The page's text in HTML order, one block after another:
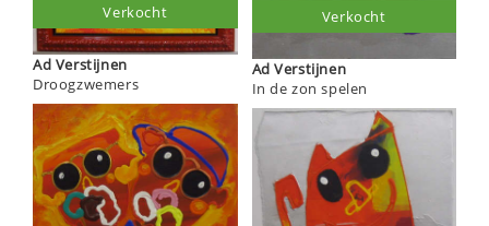
Ad Verstijnen
Droogzwemers
Verkocht
Ad Verstijnen
In de zon spelen
Verkocht